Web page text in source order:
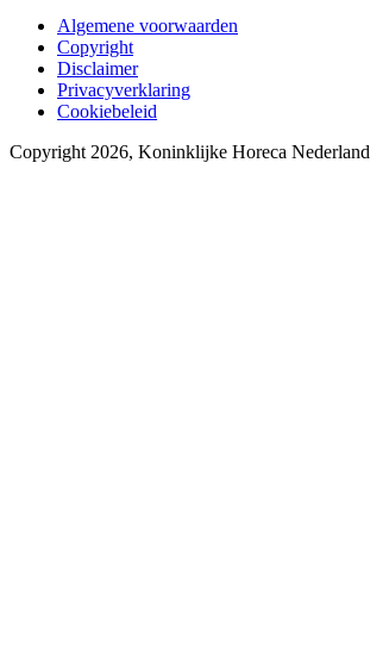
Algemene voorwaarden
Copyright
Disclaimer
Privacyverklaring
Cookiebeleid
Copyright 2026, Koninklijke Horeca Nederland